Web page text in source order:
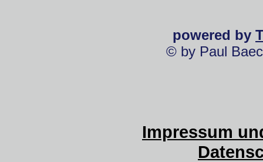
powered by
© by Paul
Impressum